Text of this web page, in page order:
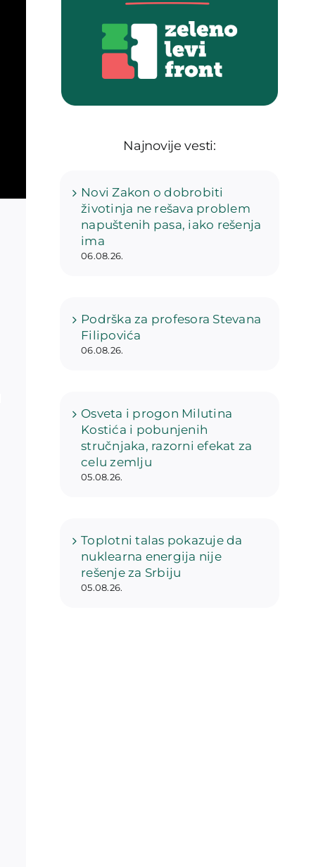
Najnovije vesti:
Novi Zakon o dobrobiti
životinja ne rešava problem
napuštenih pasa, iako rešenja
ima
06.08.26.
Podrška za profesora Stevana
Filipovića
06.08.26.
Osveta i progon Milutina
Kostića i pobunjenih
stručnjaka, razorni efekat za
celu zemlju
05.08.26.
Toplotni talas pokazuje da
nuklearna energija nije
rešenje za Srbiju
05.08.26.